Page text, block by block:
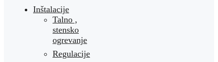
Inštalacije
Talno ,
stensko
ogrevanje
Regulacije